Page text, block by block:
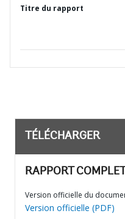
Titre du rapport
TÉLÉCHARGER
RAPPORT COMPLET
Version officielle du
Version officielle (PDF)